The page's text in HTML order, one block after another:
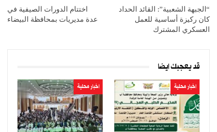
“الجبهة الشعبية”: القائد الحداد
كان ركيزة أساسية للعمل
العسكري المشترك
اختتام الدورات الصيفية في
عدة مديريات بمحافظة البيضاء
قد يعجبك ايضا
اخبار محلية اخبار محلية